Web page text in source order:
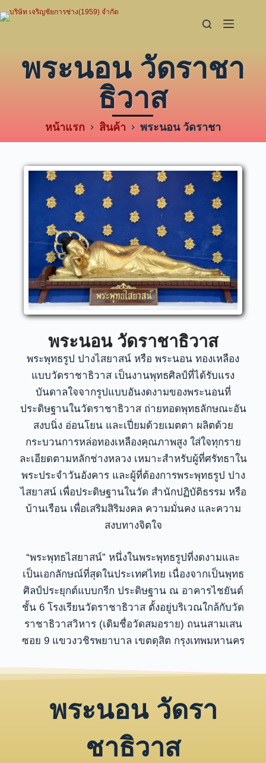
พระนอน วัดราชา
ธิวาส
หน้าแรก สินค้า พระนอน วัดราชา
พระนอน วัดราชาธิวาส
พระพุทธรูป ปางไสยาสน์ หรือ พระนอน ทองเหลือง
แบบวัดราชาธิวาส เป็นงานพุทธศิลป์ที่ได้รับแรง
บันดาลใจจากรูปแบบอันงดงามของพระนอนที่
ประดิษฐานในวัดราชาธิวาส ถ่ายทอดพุทธลักษณะอัน
สงบนิ่ง อ่อนโยน และเปี่ยมด้วยเมตตา ผลิตด้วย
กระบวนการหล่อทองเหลืองคุณภาพสูง ใส่ใจทุกราย
ละเอียดตามหลักช่างหลวง เหมาะสำหรับผู้ที่ศรัทธาใน
พระประจำวันอังคาร และผู้ที่ต้องการพระพุทธรูป ปาง
ไสยาสน์ เพื่อประดิษฐานในวัด สำนักปฏิบัติธรรม หรือ
บ้านเรือน เพื่อเสริมสิริมงคล ความมั่นคง และความ
สงบทางจิตใจ
“พระพุทธไสยาสน์” หนึ่งในพระพุทธรูปที่งดงามและ
เป็นเอกลักษณ์ที่สุดในประเทศไทย เนื่องจากเป็นพุทธ
ศิลป์ประยุกต์แบบกรีก ประดิษฐาน ณ อาคารไชยันต์
ชั้น 6 โรงเรียนวัดราชาธิวาส ตั้งอยู่บริเวณใกล้กับวัด
ราชาธิวาสวิหาร (เดิมชื่อวัดสมอราย) ถนนสามเสน
ซอย 9 แขวงวชิรพยาบาล เขตดุสิต กรุงเทพมหานคร
พระนอน วัดรา
ชาธิวาส